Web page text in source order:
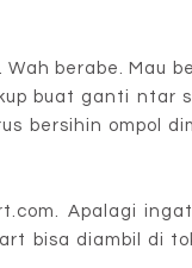
berabe. Mau
buat ganti ntar
bersihin ompol
Apalagi
bisa diambil di